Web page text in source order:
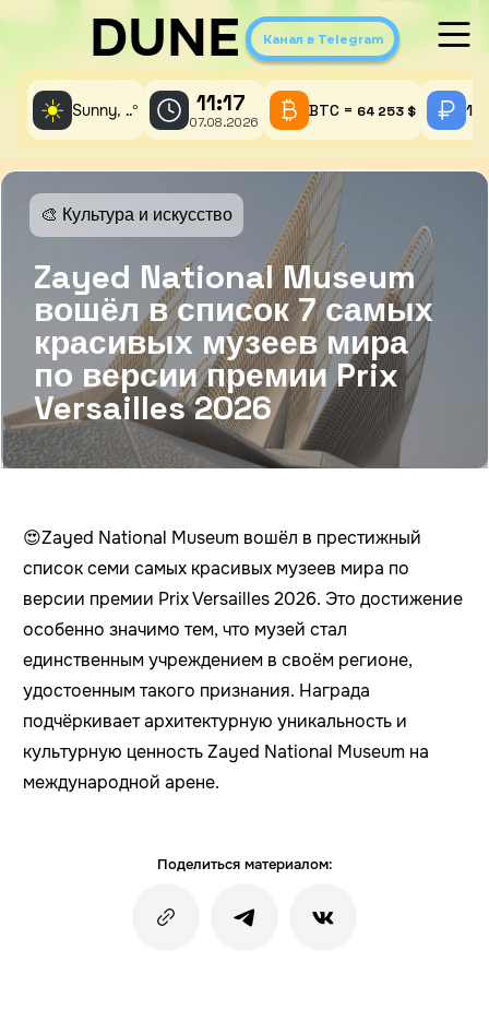
DUNE Канал в Telegram
☀️ Sunny, ..° 11:17
07.08.2026
BTC = 64 253 $ 1
Zayed National Museum
вошёл в список 7 самых
красивых музеев мира
по версии премии Prix
Versailles 2026
🎨 Культура и искусство
😍Zayed National Museum вошёл в престижный
список семи самых красивых музеев мира по
версии премии Prix Versailles 2026. Это достижение
особенно значимо тем, что музей стал
единственным учреждением в своём регионе,
удостоенным такого признания. Награда
подчёркивает архитектурную уникальность и
культурную ценность Zayed National Museum на
международной арене.
Поделиться материалом: